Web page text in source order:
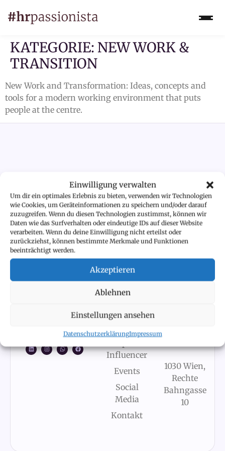
Einwilligung verwalten
Um dir ein optimales Erlebnis zu bieten, verwenden wir Technologien
wie Cookies, um Geräteinformationen zu speichern und/oder darauf
zuzugreifen. Wenn du diesen Technologien zustimmst, können wir
Daten wie das Surfverhalten oder eindeutige IDs auf dieser Website
verarbeiten. Wenn du deine Einwilligung nicht erteilst oder
zurückziehst, können bestimmte Merkmale und Funktionen
beeinträchtigt werden.
Akzeptieren
Ablehnen
Einstellungen ansehen
DatenschutzerklärungImpressum
KATEGORIE: NEW WORK &
TRANSITION
New Work and Transformation: Ideas, concepts and
tools for a modern working environment that puts
people at the centre.
CONNECT
WITH
#HRPASSIONISTA
Let's connect
NAVIGATION
Startseite
mich
Austria’s
Influencer
Events
Social
Media
Kontakt
RECHTLICHES
Impressum
Datenschutzerklärung
KONTAKT
passionista.com
1030 Wien,
Rechte
Bahngasse
10